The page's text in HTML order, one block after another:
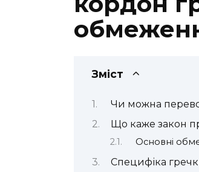
Зміст
Чи можна
Що каже закон
Основні
Специфіка